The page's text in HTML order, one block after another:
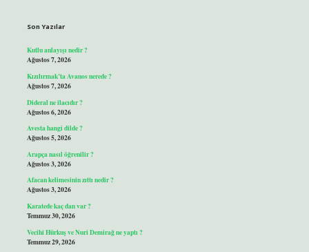
Son Yazılar
Kutlu anlayışı nedir ?
Ağustos 7, 2026
Kızılırmak’ta Avanos nerede ?
Ağustos 7, 2026
Dideral ne ilacıdır ?
Ağustos 6, 2026
Avesta hangi dilde ?
Ağustos 5, 2026
Arapça nasıl öğrenilir ?
Ağustos 3, 2026
Afacan kelimesinin zıttı nedir ?
Ağustos 3, 2026
Karatede kaç dan var ?
Temmuz 30, 2026
Vecihi Hürkuş ve Nuri Demirağ ne yaptı ?
Temmuz 29, 2026